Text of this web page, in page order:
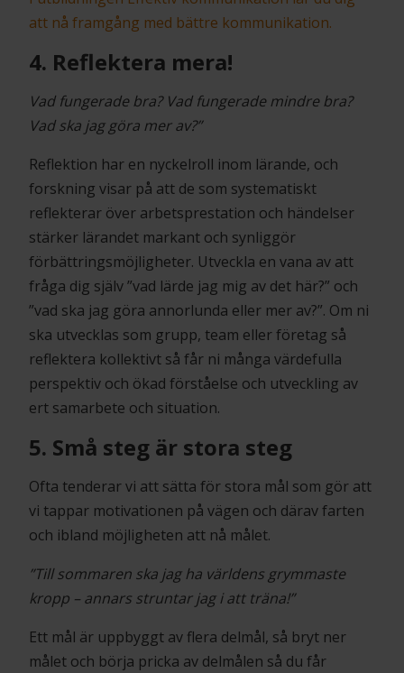
att nå framgång med bättre kommunikation.
4. Reflektera mera!
Vad fungerade bra? Vad fungerade mindre bra?
Vad ska jag göra mer av?”
Reflektion har en nyckelroll inom lärande, och
forskning visar på att de som systematiskt
reflekterar över arbetsprestation och händelser
stärker lärandet markant och synliggör
förbättringsmöjligheter. Utveckla en vana av att
fråga dig själv ”vad lärde jag mig av det här?” och
”vad ska jag göra annorlunda eller mer av?”. Om ni
ska utvecklas som grupp, team eller företag så
reflektera kollektivt så får ni många värdefulla
perspektiv och ökad förståelse och utveckling av
ert samarbete och situation.
5. Små steg är stora steg
Ofta tenderar vi att sätta för stora mål som gör att
vi tappar motivationen på vägen och därav farten
och ibland möjligheten att nå målet.
”Till sommaren ska jag ha världens grymmaste
kropp – annars struntar jag i att träna!”
Ett mål är uppbyggt av flera delmål, så bryt ner
målet och börja pricka av delmålen så du får